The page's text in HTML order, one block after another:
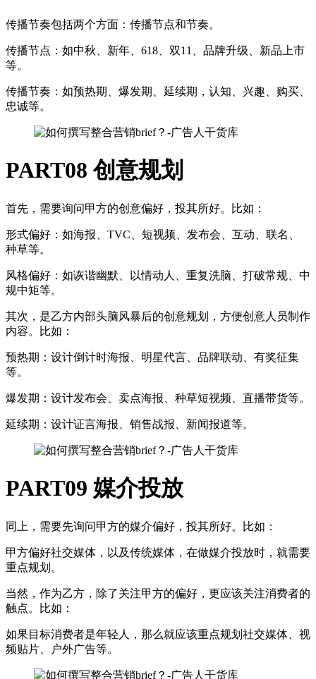
传播节奏包括两个方面：传播节点和节奏。
传播节点：如中秋、新年、618、双11、品牌升级、新品上市
等。
传播节奏：如预热期、爆发期、延续期，认知、兴趣、购买、
忠诚等。
PART08创意规划
首先，需要询问甲方的创意偏好，投其所好。比如：
形式偏好：如海报、TVC、短视频、发布会、互动、联名、
种草等。
风格偏好：如诙谐幽默、以情动人、重复洗脑、打破常规、中
规中矩等。
其次，是乙方内部头脑风暴后的创意规划，方便创意人员制作
内容。比如：
预热期：设计倒计时海报、明星代言、品牌联动、有奖征集
等。
爆发期：设计发布会、卖点海报、种草短视频、直播带货等。
延续期：设计证言海报、销售战报、新闻报道等。
PART09 媒介投放
同上，需要先询问甲方的媒介偏好，投其所好。比如：
甲方偏好社交媒体，以及传统媒体，在做媒介投放时，就需要
重点规划。
当然，作为乙方，除了关注甲方的偏好，更应该关注消费者的
触点。比如：
如果目标消费者是年轻人，那么就应该重点规划社交媒体、视
频贴片、户外广告等。